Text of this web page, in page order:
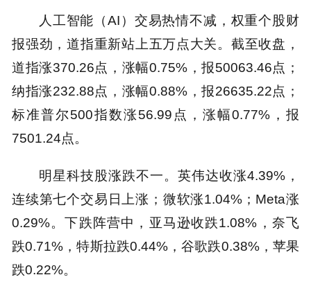
人工智能（AI）交易热情不减，权重个股财
报强劲，道指重新站上五万点大关。截至收盘，
道指涨370.26点，涨幅0.75%，报50063.46点；
纳指涨232.88点，涨幅0.88%，报26635.22点；
标准普尔500指数涨56.99点，涨幅0.77%，报
7501.24点。
明星科技股涨跌不一。英伟达收涨4.39%，
连续第七个交易日上涨；微软涨1.04%；Meta涨
0.29%。下跌阵营中，亚马逊收跌1.08%，奈飞
跌0.71%，特斯拉跌0.44%，谷歌跌0.38%，苹果
跌0.22%。